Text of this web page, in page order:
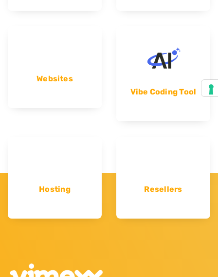
Websites
Vibe Coding Tool
Hosting Resellers